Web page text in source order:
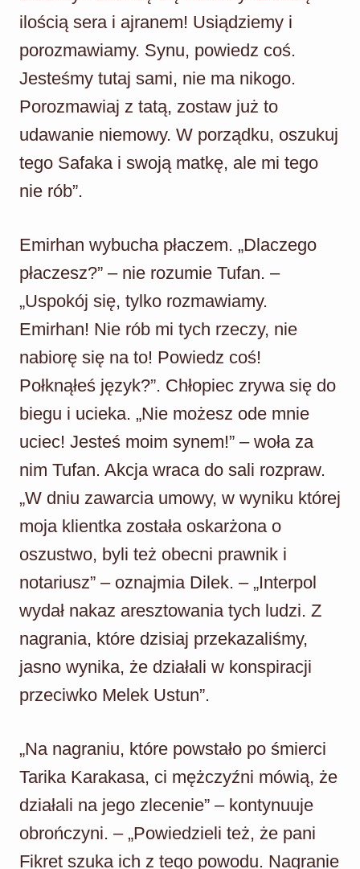
ilością sera i ajranem! Usiądziemy i
porozmawiamy. Synu, powiedz coś.
Jesteśmy tutaj sami, nie ma nikogo.
Porozmawiaj z tatą, zostaw już to
udawanie niemowy. W porządku, oszukuj
tego Safaka i swoją matkę, ale mi tego
nie rób”.
Emirhan wybucha płaczem. „Dlaczego
płaczesz?” – nie rozumie Tufan. –
„Uspokój się, tylko rozmawiamy.
Emirhan! Nie rób mi tych rzeczy, nie
nabiorę się na to! Powiedz coś!
Połknąłeś język?”. Chłopiec zrywa się do
biegu i ucieka. „Nie możesz ode mnie
uciec! Jesteś moim synem!” – woła za
nim Tufan. Akcja wraca do sali rozpraw.
„W dniu zawarcia umowy, w wyniku której
moja klientka została oskarżona o
oszustwo, byli też obecni prawnik i
notariusz” – oznajmia Dilek. – „Interpol
wydał nakaz aresztowania tych ludzi. Z
nagrania, które dzisiaj przekazaliśmy,
jasno wynika, że działali w konspiracji
przeciwko Melek Ustun”.
„Na nagraniu, które powstało po śmierci
Tarika Karakasa, ci mężczyźni mówią, że
działali na jego zlecenie” – kontynuuje
obrończyni. – „Powiedzieli też, że pani
Fikret szuka ich z tego powodu. Nagranie